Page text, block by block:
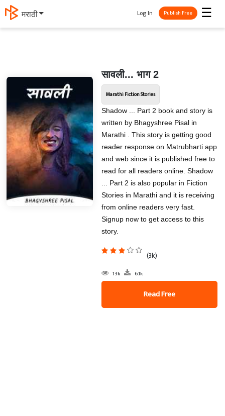
मराठी ☰
Log In Publish Free
सावली... भाग 2
Marathi Fiction Stories
Shadow ... Part 2 book and story is
written by Bhagyshree Pisal in
Marathi . This story is getting good
reader response on Matrubharti app
and web since it is published free to
read for all readers online. Shadow
... Part 2 is also popular in Fiction
Stories in Marathi and it is receiving
from online readers very fast.
Signup now to get access to this
story.
(3k)
13k 6.1k
Read Free